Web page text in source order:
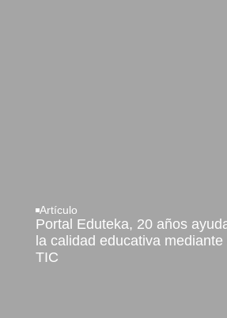
Artículo
Portal Eduteka, 20 años
la calidad educativa
TIC